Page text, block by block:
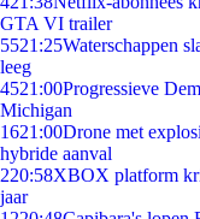
GTA VI trailer
5521:25Waterschappen
leeg
4521:00Progressieve
Michigan
1621:00Drone met
hybride aanval
220:58XBOX platform
jaar